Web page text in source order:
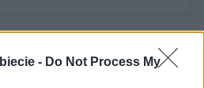
- Do Not Process My
NA FORUM Z